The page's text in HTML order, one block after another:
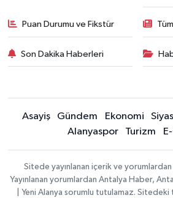
Puan Durumu ve Fikstür
Son Dakika Haberleri
Asayiş Gündem Ekonomi
Alanyaspor
Turizm
Sitede yayınlanan içerik ve yorumlardan
Yayınlanan yorumlardan Antalya Haber,
| Yeni Alanya sorumlu tutulamaz. Sitedeki